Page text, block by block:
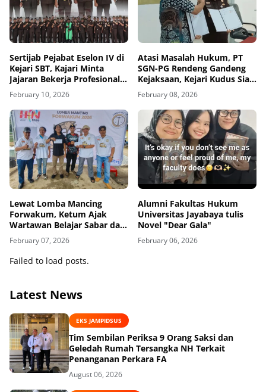
Sertijab Pejabat Eselon IV di
Kejari SBT, Kajari Minta
Jajaran Bekerja Profesional
dan Berintegritas
February 10, 2026
Atasi Masalah Hukum, PT
SGN-PG Rendeng Gandeng
Kejaksaan, Kejari Kudus Siap
Berikan Pendampingan
Hukum Bidang Datun
February 08, 2026
Lewat Lomba Mancing
Forwakum, Ketum Ajak
Wartawan Belajar Sabar dan
Fokus, Zamzam Siregar:
Mancing Ajarkan Kesabaran
dan Soliditas Wartawan
Hukum
February 07, 2026
Alumni Fakultas Hukum
Universitas Jayabaya tulis
Novel "Dear Gala"
February 06, 2026
Failed to load posts.
Latest News
EKS JAMPIDSUS
Tim Sembilan Periksa 9 Orang Saksi dan
Geledah Rumah Tersangka NH Terkait
Penanganan Perkara FA
August 06, 2026